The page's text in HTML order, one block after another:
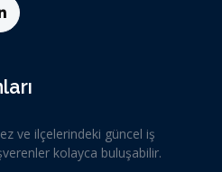
ve ilçelerindeki güncel iş
kolayca buluşabilir.